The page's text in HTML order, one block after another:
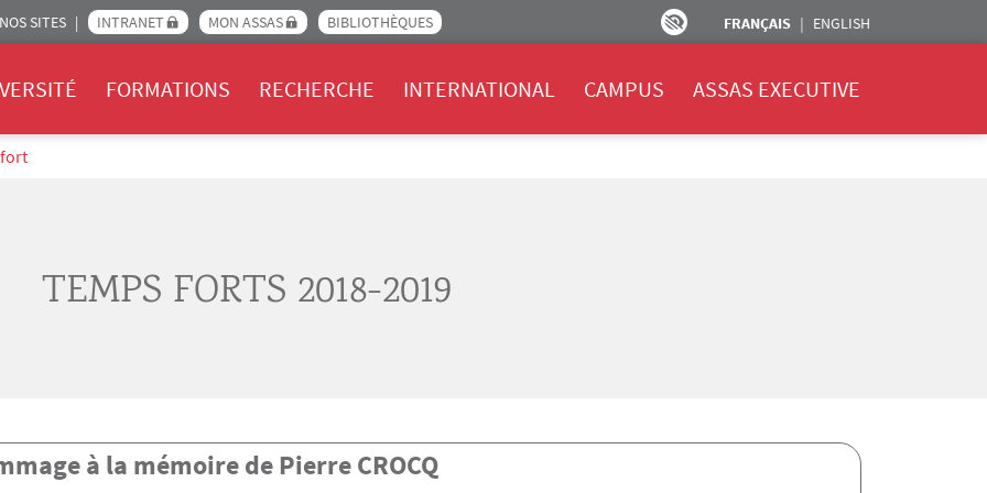
SITES INTRANET MON ASSAS BIBLIOTHÈQUES FRANÇAIS ENGLISH
FORMATIONS RECHERCHE INTERNATIONAL CAMPUS ASSAS EXECUTIVE
TEMPS FORTS 2018-2019
à la mémoire de Pierre CROCQ